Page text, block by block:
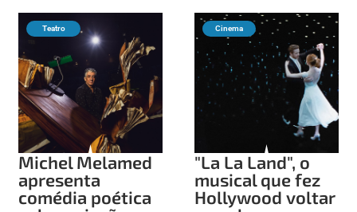
Teatro
Michel Melamed
apresenta
comédia poética
Cinema
"La La Land", o
musical que fez
Hollywood voltar